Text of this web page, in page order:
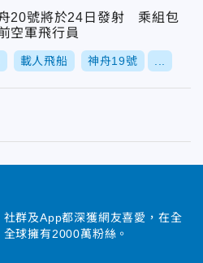
20號將於24日發射 乘組包
空軍飛行員
載人飛船 神舟19號
群及App都深獲網友喜愛，在全
球擁有2000萬粉絲。